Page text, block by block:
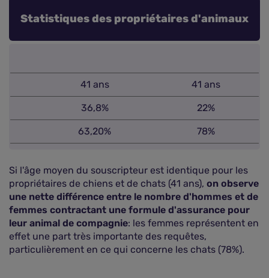
Statistiques des propriétaires d'animaux
41 ans 41 ans
36,8% 22%
63,20% 78%
Si l'âge moyen du souscripteur est identique pour les
propriétaires de chiens et de chats (41 ans), on observe
une nette différence entre le nombre d'hommes et de
femmes contractant une formule d'assurance pour
leur animal de compagnie: les femmes représentent en
effet une part très importante des requêtes,
particulièrement en ce qui concerne les chats (78%).